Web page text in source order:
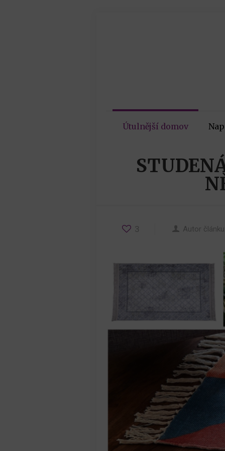
Útulnější domov
3 Autor